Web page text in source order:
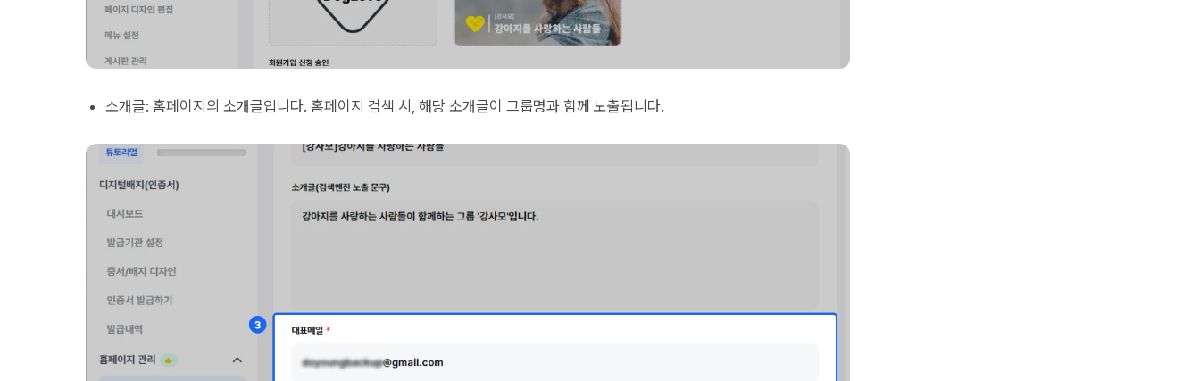
소개글: 홈페이지의 소개글입니다. 홈페이지 검색 시, 해당 소개글이 그룹명과 함께 노출됩니다.